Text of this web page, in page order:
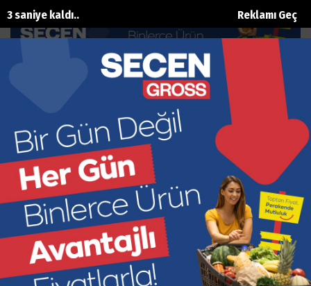
Reklamı Geç
2 saniye kaldı..
Meslek Odaları Turnuvası’nda
Dostluk Kazandı
Ana Sayfa Spor